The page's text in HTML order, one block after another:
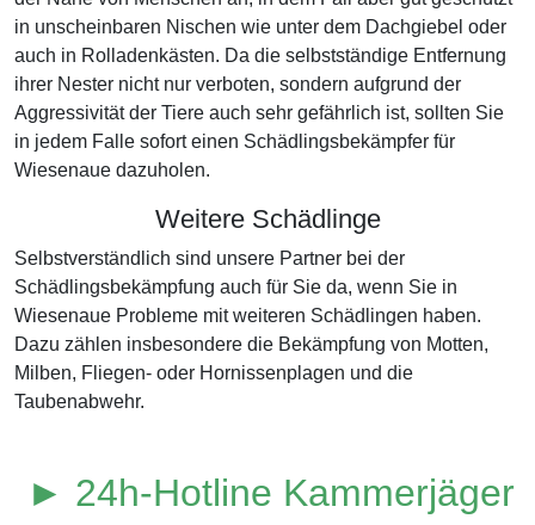
in unscheinbaren Nischen wie unter dem Dachgiebel oder
auch in Rolladenkästen. Da die selbstständige Entfernung
ihrer Nester nicht nur verboten, sondern aufgrund der
Aggressivität der Tiere auch sehr gefährlich ist, sollten Sie
in jedem Falle sofort einen Schädlingsbekämpfer für
Wiesenaue dazuholen.
Weitere Schädlinge
Selbstverständlich sind unsere Partner bei der
Schädlingsbekämpfung auch für Sie da, wenn Sie in
Wiesenaue Probleme mit weiteren Schädlingen haben.
Dazu zählen insbesondere die Bekämpfung von Motten,
Milben, Fliegen- oder Hornissenplagen und die
Taubenabwehr.
► 24h-Hotline Kammerjäger